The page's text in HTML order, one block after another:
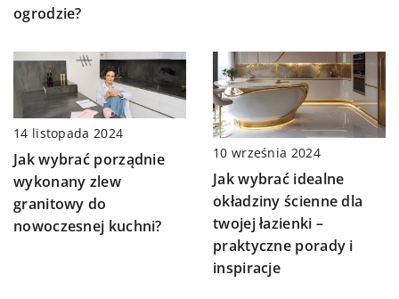
ogrodzie?
14 listopada 2024
Jak wybrać porządnie
wykonany zlew
granitowy do
nowoczesnej kuchni?
10 września 2024
Jak wybrać idealne
okładziny ścienne dla
twojej łazienki –
praktyczne porady i
inspiracje